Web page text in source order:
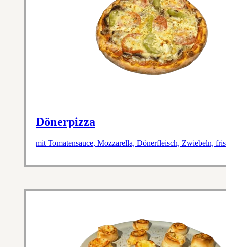
Dönerpizza
mit Tomatensauce, Mozzarella, Dönerfleisch, Zwiebeln,